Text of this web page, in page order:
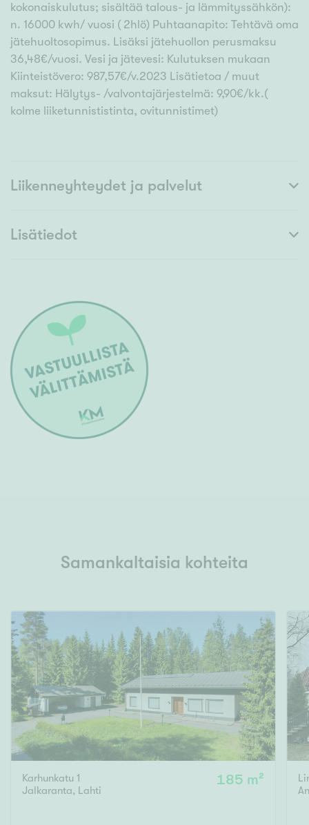
kokonaiskulutus; sisältää talous- ja lämmityssähkön):
n. 16000 kwh/ vuosi ( 2hlö) Puhtaanapito: Tehtävä oma
jätehuoltosopimus. Lisäksi jätehuollon perusmaksu
36,48€/vuosi. Vesi ja jätevesi: Kulutuksen mukaan
Kiinteistövero: 987,57€/v.2023 Lisätietoa / muut
maksut: Hälytys- /valvontajärjestelmä: 9,90€/kk.(
kolme liiketunnististinta, ovitunnistimet)
Liikenneyhteydet ja palvelut
Lisätiedot
Samankaltaisia kohteita
Karhunkatu 1
Jalkaranta, Lahti
185 m²